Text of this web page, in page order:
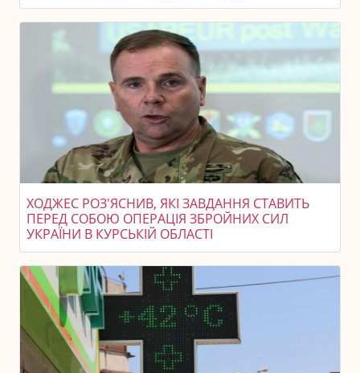
ХОДЖЕС РОЗ'ЯСНИВ, ЯКІ ЗАВДАННЯ СТАВИТЬ
ПЕРЕД СОБОЮ ОПЕРАЦІЯ ЗБРОЙНИХ СИЛ
УКРАЇНИ В КУРСЬКІЙ ОБЛАСТІ